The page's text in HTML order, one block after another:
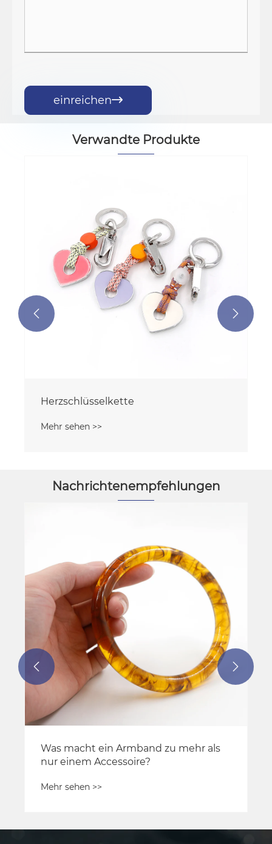
einreichen
Verwandte Produkte
Herzschlüsselkette
Mehr sehen >>
 
Nachrichtenempfehlungen
Was macht ein Armband zu mehr als
nur einem Accessoire?
Mehr sehen >>
 